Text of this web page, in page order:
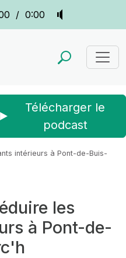
/ 0:00
Télécharger le
podcast
intérieurs à Pont-de-Buis-
les
à Pont-de-